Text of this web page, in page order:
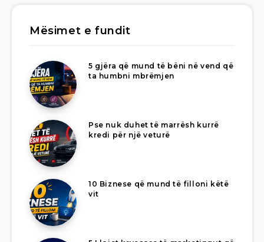
Mësimet e fundit
5 gjëra që mund të bëni në vend që
ta humbni mbrëmjen
Pse nuk duhet të marrësh kurrë
kredi për një veturë
10 Biznese që mund të filloni këtë
vit